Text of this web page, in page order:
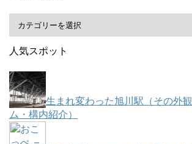
人気スポット
生まれ変わった旭川駅（その外
ム・構内紹介）